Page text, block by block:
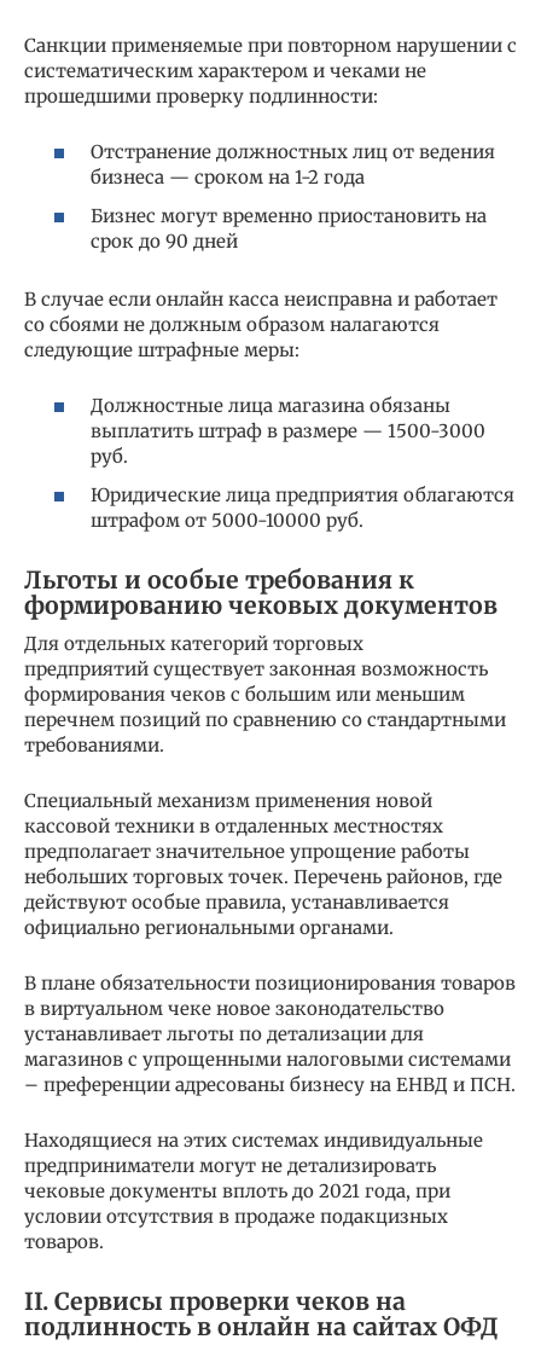
Санкции применяемые при повторном нарушении с
систематическим характером и чеками не
прошедшими проверку подлинности:
Отстранение должностных лиц от ведения
бизнеса — сроком на 1-2 года
Бизнес могут временно приостановить на
срок до 90 дней
В случае если онлайн касса неисправна и работает
со сбоями не должным образом налагаются
следующие штрафные меры:
Должностные лица магазина обязаны
выплатить штраф в размере — 1500-3000
руб.
Юридические лица предприятия облагаются
штрафом от 5000-10000 руб.
Льготы и особые требования к
формированию чековых документов
Для отдельных категорий торговых
предприятий существует законная возможность
формирования чеков с большим или меньшим
перечнем позиций по сравнению со стандартными
требованиями.
Специальный механизм применения новой
кассовой техники в отдаленных местностях
предполагает значительное упрощение работы
небольших торговых точек. Перечень районов, где
действуют особые правила, устанавливается
официально региональными органами.
В плане обязательности позиционирования товаров
в виртуальном чеке новое законодательство
устанавливает льготы по детализации для
магазинов с упрощенными налоговыми системами
– преференции адресованы бизнесу на ЕНВД и ПСН.
Находящиеся на этих системах индивидуальные
предприниматели могут не детализировать
чековые документы вплоть до 2021 года, при
условии отсутствия в продаже подакцизных
товаров.
II. Сервисы проверки чеков на
подлинность в онлайн на сайтах ОФД